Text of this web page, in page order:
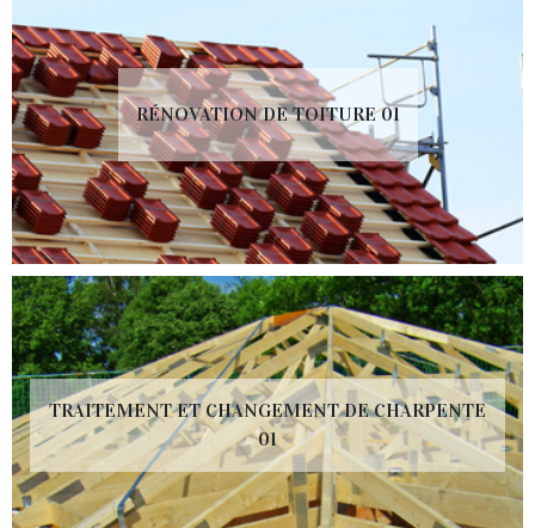
RÉNOVATION DE TOITURE 01
TRAITEMENT ET CHANGEMENT DE CHARPENTE
01